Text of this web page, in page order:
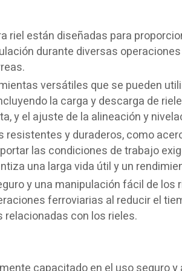
riel están diseñadas para
durante diversas
versátiles que se pueden
la carga y descarga de
y el ajuste de la alineación y
y duraderos, como
las condiciones de trabajo
una larga vida útil y un
y una manipulación fácil de los
ferroviarias al reducir el
con los rieles.